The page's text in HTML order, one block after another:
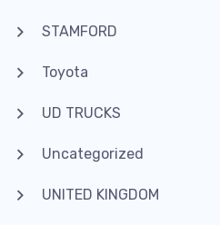
STAMFORD
Toyota
UD TRUCKS
Uncategorized
UNITED KINGDOM